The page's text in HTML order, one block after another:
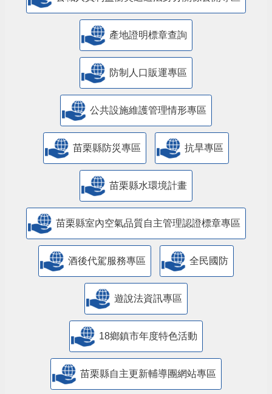
產地證明標章查詢
防制人口販運專區
​公共設施維護管理情形專區
苗栗縣防災專區 抗旱專區
苗栗縣水環境計畫
苗栗縣室內空氣品質自主管理認證標章專區
酒後代駕服務專區 全民國防
遊說法資訊專區
18鄉鎮市年度特色活動
苗栗縣自主更新輔導團網站專區